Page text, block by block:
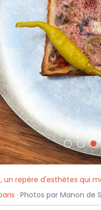
repère d'esthètes qui
· Photos par Manon de